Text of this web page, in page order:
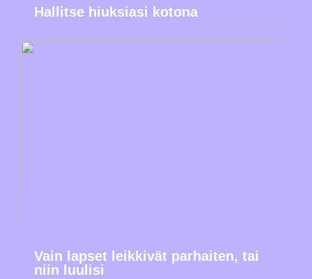
Hallitse hiuksiasi kotona
Vain lapset leikkivät parhaiten, tai
niin luulisi